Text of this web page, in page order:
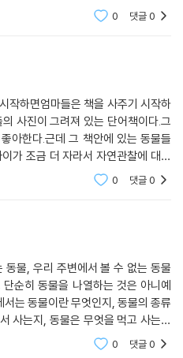
그린 다양하고 센스 있는 그림 덕분
리를 해 주지만, 도표라고 머리 아플
해 주니까요. 그림으로 보여주니 금
끄덕끄덕!
뤄야 하는 내용을 더 깊이 있게 다루
위해 그때그때 센스 있고 코믹하게
고 정확한 그림이에요.
오는 그림 자료가 있어요. 이 두 장의
심이나 마찬가지랍니다.
구에 동물이 많은 것은 알고 있었고
0 댓글0
작하면엄마들은 책을 사주기 시작하
사진이 그려져 있는 단어책이다.그
아한다.근데 그 책안에 있는 동물들
가 조금 더 자라서 자연관찰에 대한
하지만사실 매번 같은 동물들이 반
0 댓글0
동물, 우리 주변에서 볼 수 없는 동물
순히 동물을 나열하는 것은 아니예
는 동물이란 무엇인지, 동물의 종류
사는지, 동물은 무엇을 먹고 사는지
권장하는 연
0 댓글0